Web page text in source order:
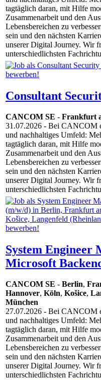
tagtäglich daran, mit Hilfe
Zusammenarbeit und den
Lebensbereichen zu
sein und den nächsten
unserer Digital Journey. Wir
unterschiedlichsten
Consultant
CANCOM SE - Frankfurt
31.07.2026 - Bei CANCOM
und nachhaltiges Umfeld:
tagtäglich daran, mit Hilfe
Zusammenarbeit und den
Lebensbereichen zu
sein und den nächsten
unserer Digital Journey. Wir
unterschiedlichsten
System Engineer
Microsoft
CANCOM SE - Berlin,
Hannover, Köln, Košice,
München
27.07.2026 - Bei CANCOM
und nachhaltiges Umfeld:
tagtäglich daran, mit Hilfe
Zusammenarbeit und den
Lebensbereichen zu
sein und den nächsten
unserer Digital Journey. Wir
unterschiedlichsten